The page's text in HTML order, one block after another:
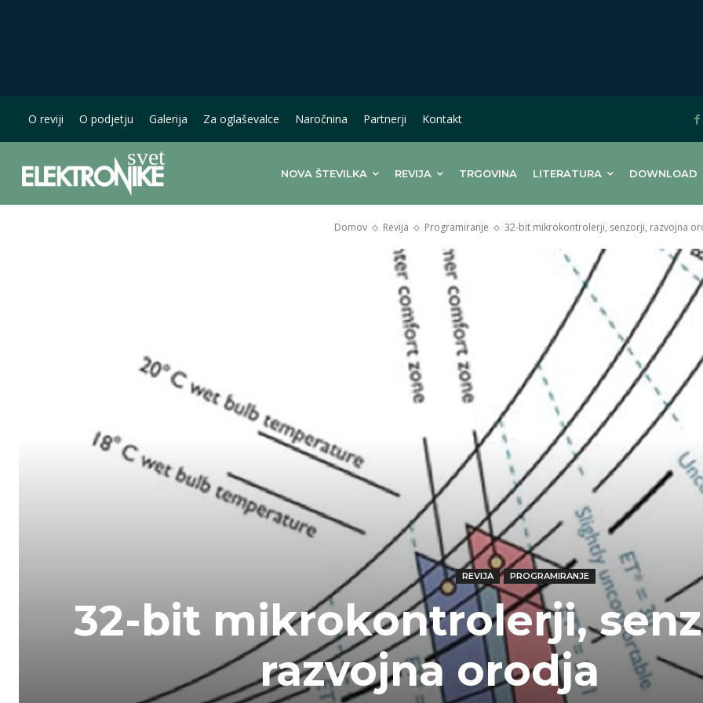
O reviji O podjetju Galerija Za oglaševalce Naročnina Partnerji Kontakt
NOVA ŠTEVILKA REVIJA TRGOVINA LITERATURA DOWNLOAD
Domov Revija Programiranje 32-bit mikrokontrolerji, senzorji, razvojna
REVIJA PROGRAMIRANJE
32-bit mikrokontrolerji,
razvojna orodja